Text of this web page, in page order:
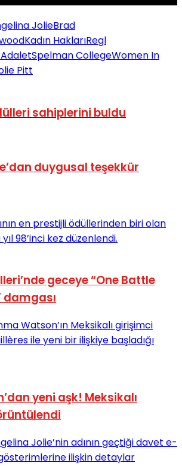
JolieBrad
Kadın HaklarıRegl
Spelman CollegeWomen In
Pitt
sahiplerini buldu
duygusal teşekkür
geceye “One Battle
yeni aşk! Meksikalı